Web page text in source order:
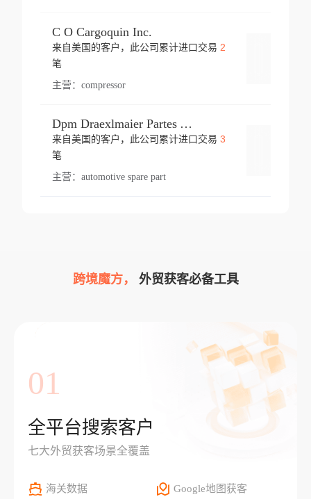
C O Cargoquin Inc.
来自美国的客户，此公司累计进口交易 2
笔
主营： compressor
Dpm Draexlmaier Partes Automotrices Corr Ind Huejotzingo
来自美国的客户，此公司累计进口交易 3
笔
主营： automotive spare part
跨境魔方， 外贸获客必备工具
01
全平台搜索客户
七大外贸获客场景全覆盖
海关数据 Google地图获客